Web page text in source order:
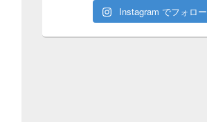
Instagram でフォロー